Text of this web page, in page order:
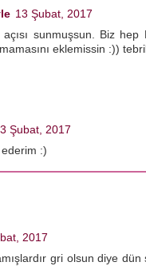
13 Şubat, 2017
açısı sunmuşsun. Biz
eklemissin :))
Şubat, 2017
:)
2017
gri olsun diye